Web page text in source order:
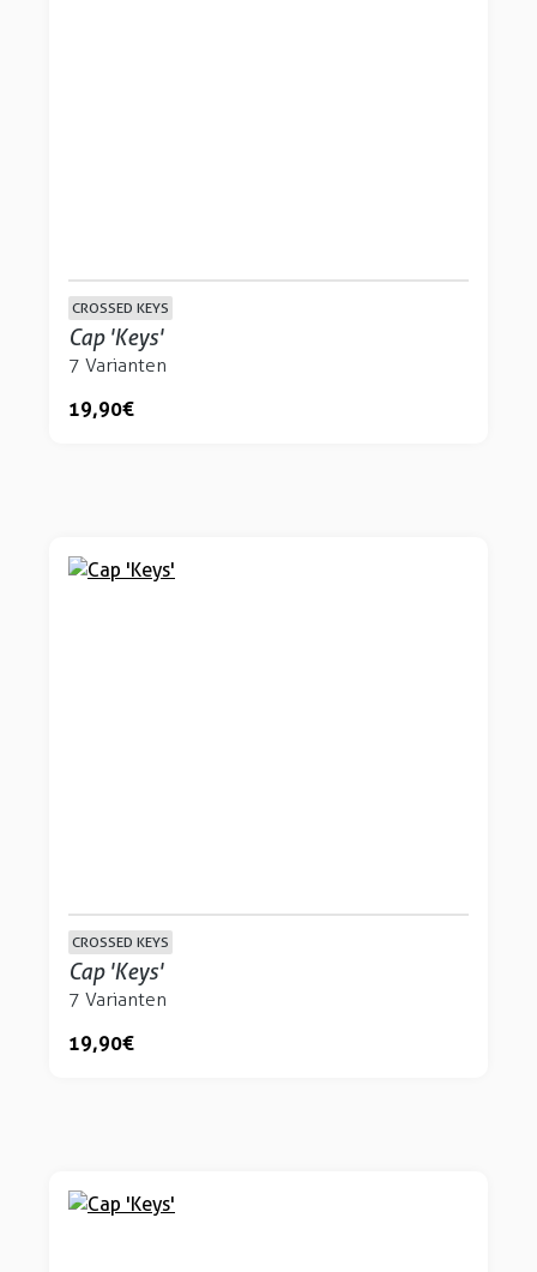
CROSSED KEYS
Cap 'Keys'
7 Varianten
19,90 €
CROSSED KEYS
Cap 'Keys'
7 Varianten
19,90 €